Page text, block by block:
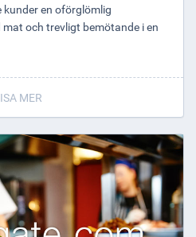
en oförglömlig
och trevligt bemötande i en
MER